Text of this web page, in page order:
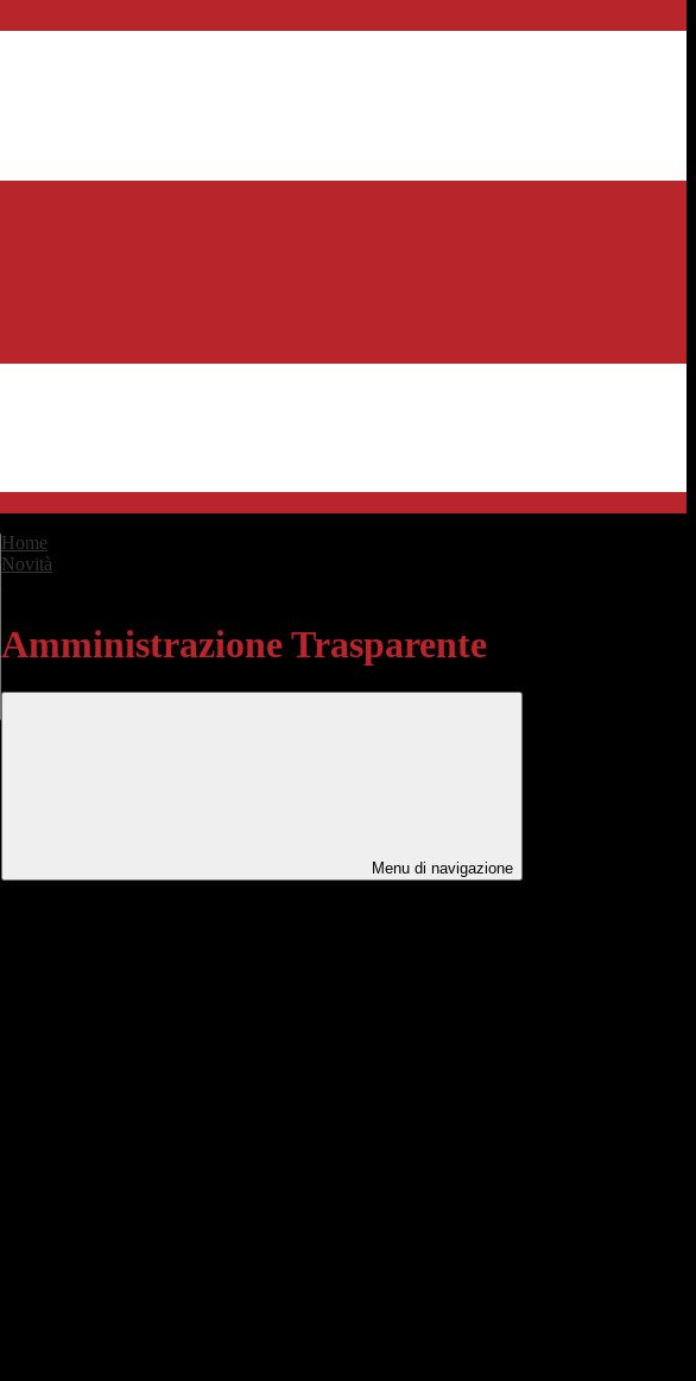
Home
Novità
Amministrazione Trasparente
Menu di navigazione